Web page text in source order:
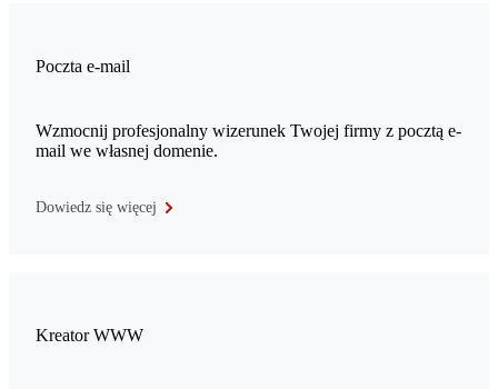
Poczta e-mail
Wzmocnij profesjonalny wizerunek Twojej firmy z pocztą e-
mail we własnej domenie.
Dowiedz się więcej
Kreator WWW